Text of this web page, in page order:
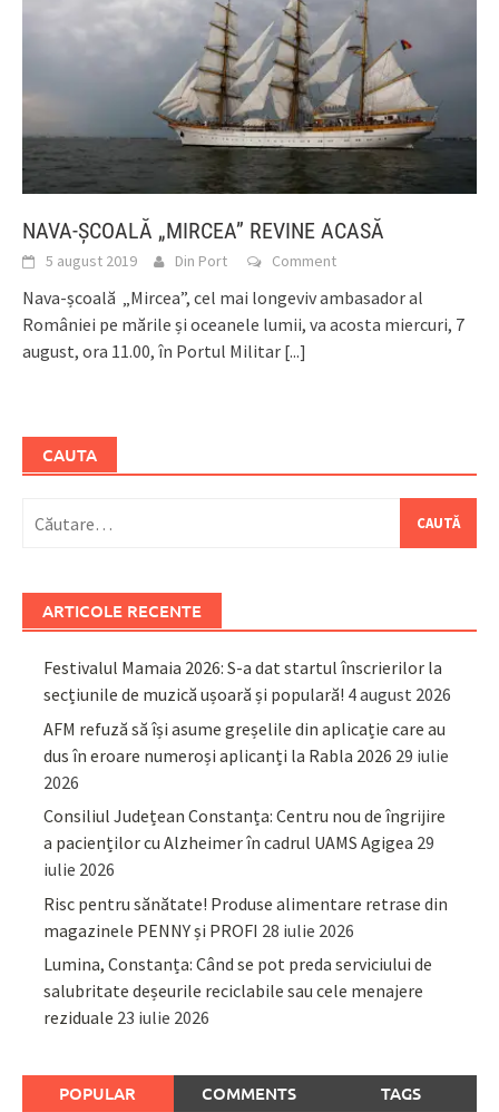
NAVA-ŞCOALĂ „MIRCEA” REVINE ACASĂ
5 august 2019 Din Port Comment
Nava-școală „Mircea”, cel mai longeviv ambasador al
României pe mările și oceanele lumii, va acosta miercuri, 7
august, ora 11.00, în Portul Militar [...]
CAUTA
după:
ARTICOLE RECENTE
Festivalul Mamaia 2026: S-a dat startul înscrierilor la
secțiunile de muzică ușoară și populară! 4 august 2026
AFM refuză să își asume greșelile din aplicație care au
dus în eroare numeroși aplicanți la Rabla 2026 29 iulie
2026
Consiliul Județean Constanța: Centru nou de îngrijire
a pacienților cu Alzheimer în cadrul UAMS Agigea 29
iulie 2026
Risc pentru sănătate! Produse alimentare retrase din
magazinele PENNY și PROFI 28 iulie 2026
Lumina, Constanța: Când se pot preda serviciului de
salubritate deșeurile reciclabile sau cele menajere
reziduale 23 iulie 2026
POPULAR COMMENTS TAGS